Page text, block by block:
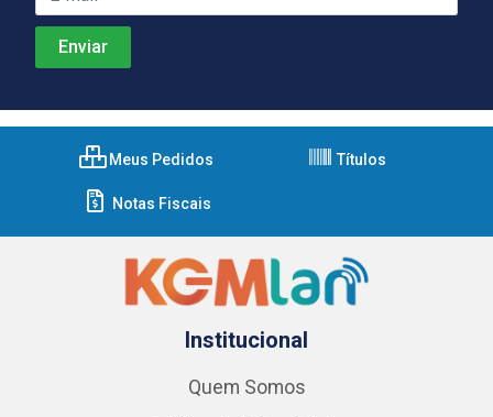
Meus Pedidos Títulos
Notas Fiscais
Institucional
Quem Somos